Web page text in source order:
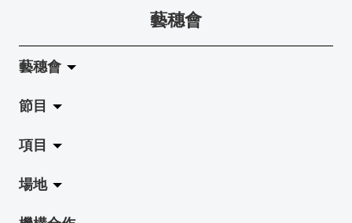
藝穗會
藝穗會
關於藝穗會
藝穗會的演化
使命與宗旨
節目
拉闊
展覽
項目
Jazz-Go-Central, Jazz-Go-Fringe
場地